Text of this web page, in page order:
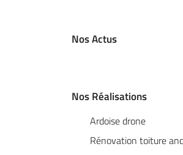
de désinscriptionNos Actus
Nos Réalisations
Ardoise drone
Rénovation toiture